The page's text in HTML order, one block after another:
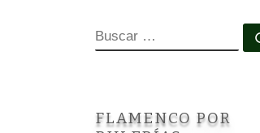
BUSCAR
FLAMENCO POR